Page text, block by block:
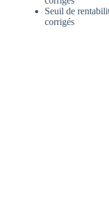
Seuil de
corrigés